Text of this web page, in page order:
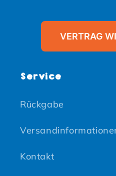
VERTRAG
Service
Rückgabe
Kontakt